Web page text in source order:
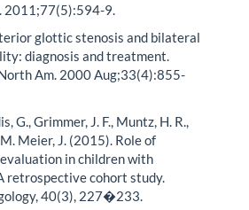
2011;77(5):594-9.
glottic stenosis and bilateral
diagnosis and treatment.
Am. 2000 Aug;33(4):855-
G., Grimmer, J. F., Muntz, H. R.,
Meier, J. (2015). Role of
in children with
retrospective cohort study.
40(3), 227�233.